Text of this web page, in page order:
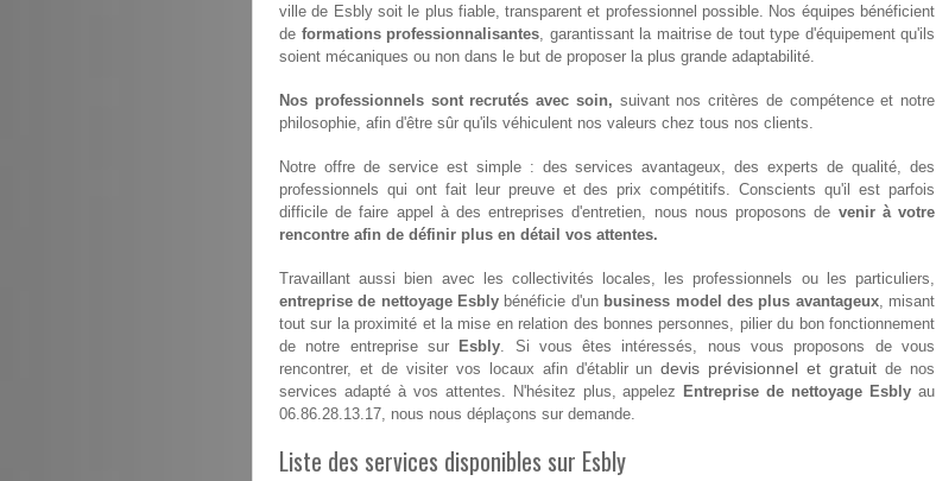
ville de Esbly soit le plus fiable, transparent et professionnel possible. Nos équipes bénéficient
de formations professionnalisantes, garantissant la maitrise de tout type d'équipement qu'ils
soient mécaniques ou non dans le but de proposer la plus grande adaptabilité.
Nos professionnels sont recrutés avec soin, suivant nos critères de compétence et notre
philosophie, afin d'être sûr qu'ils véhiculent nos valeurs chez tous nos clients.
Notre offre de service est simple : des services avantageux, des experts de qualité, des
professionnels qui ont fait leur preuve et des prix compétitifs. Conscients qu'il est parfois
difficile de faire appel à des entreprises d'entretien, nous nous proposons de venir à votre
rencontre afin de définir plus en détail vos attentes.
Travaillant aussi bien avec les collectivités locales, les professionnels ou les particuliers,
entreprise de nettoyage Esbly bénéficie d'un business model des plus avantageux, misant
tout sur la proximité et la mise en relation des bonnes personnes, pilier du bon fonctionnement
de notre entreprise sur
Esbly. Si vous êtes intéressés, nous vous proposons de vous
rencontrer, et de visiter vos locaux afin d'établir undevis prévisionnel et gratuit de nos
services adapté à vos attentes. N'hésitez plus, appelez Entreprise de nettoyage Esbly au
06.86.28.13.17, nous nous déplaçons sur demande.
Liste des services disponibles sur Esbly